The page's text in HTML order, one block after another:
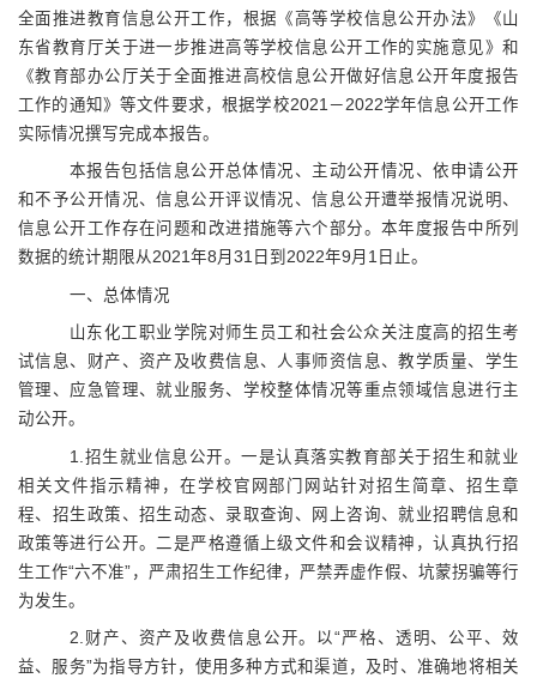
全面推进教育信息公开工作，根据《高等学校信息公开办法》《山
东省教育厅关于进一步推进高等学校信息公开工作的实施意见》和
《教育部办公厅关于全面推进高校信息公开做好信息公开年度报告
工作的通知》等文件要求，根据学校2021 － 2022学年信息公开工作
实际情况撰写完成本报告。
本报告包括信息公开总体情况、主动公开情况、依申请公开
和不予公开情况、信息公开评议情况、信息公开遭举报情况说明、
信息公开工作存在问题和改进措施等六个部分。本年度报告中所列
数据的统计期限从2021年8月 31 日到 2022年9月 1 日止。
一、总体情况
山东化工职业学院对师生员工和社会公众关注度高的招生考
试信息、财产、资产及收费信息、人事师资信息、教学质量、学生
管理、应急管理、就业服务、学校整体情况等重点领域信息进行主
动公开。
1. 招生就业信息公开。一是认真落实教育部关于招生和就业
相关文件指示精神，在学校官网部门网站针对招生简章、招生章
程、招生政策、招生动态、录取查询、网上咨询、就业招聘信息和
政策等进行公开。二是严格遵循上级文件和会议精神，认真执行招
生工作“六不准”，严肃招生工作纪律，严禁弄虚作假、坑蒙拐骗等行
为发生。
2. 财产、资产及收费信息公开。以“严格、透明、公平、效
益、服务”为指导方针，使用多种方式和渠道，及时、准确地将相关